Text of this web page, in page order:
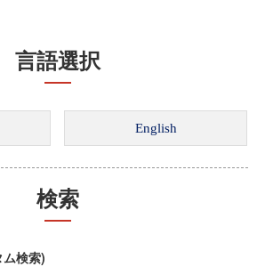
言語選択
検索
検索)